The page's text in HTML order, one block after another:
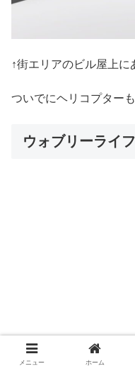
↑街エリアのビル屋上に
ついでにヘリコプター
ウォブリーライ
メニュー ホーム